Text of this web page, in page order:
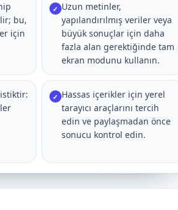
bu,
için
✓ Uzun metinler,
yapılandırılmış veriler veya
büyük sonuçlar için daha
fazla alan gerektiğinde tam
ekran modunu kullanın.
✓ Hassas içerikler için yerel
tarayıcı araçlarını tercih
edin ve paylaşmadan önce
sonucu kontrol edin.